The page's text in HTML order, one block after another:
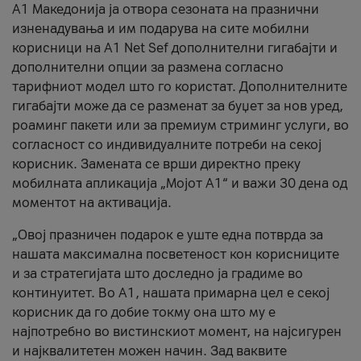
А1 Македонија ја отвора сезоната на празнични
изненадувања и им подарува на сите мобилни
корисници на A1 Net Sef дополнителни гигабајти и
дополнителни опции за размена согласно
тарифниот модел што го користат. Дополнителните
гигабајти може да се разменат за буџет за нов уред,
роаминг пакети или за премиум стриминг услуги, во
согласност со индивидуалните потреби на секој
корисник. Замената се врши директно преку
мобилната апликација „Мојот А1“ и важи 30 дена од
моментот на активација.
„Овој празничен подарок е уште една потврда за
нашата максимална посветеност кон корисниците
и за стратегијата што доследно ја градиме во
континуитет. Во А1, нашата примарна цел е секој
корисник да го добие токму она што му е
најпотребно во вистинскиот момент, на најсигурен
и најквалитетен можен начин. Зад ваквите